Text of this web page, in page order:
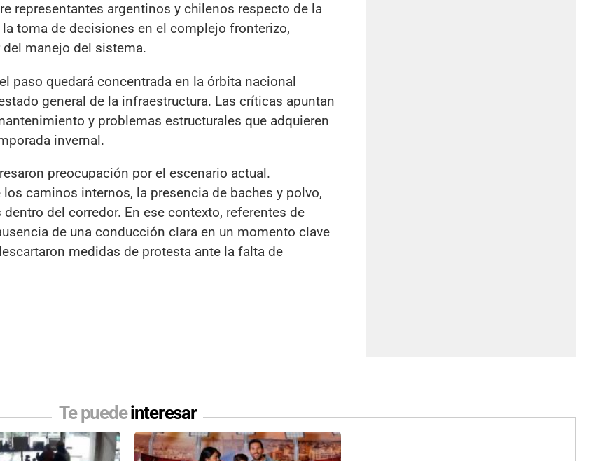
representantes argentinos y chilenos respecto de la
toma de decisiones en el complejo fronterizo,
manejo del sistema.
paso quedará concentrada en la órbita nacional
general de la infraestructura. Las críticas apuntan
y problemas estructurales que adquieren
invernal.
preocupación por el escenario actual.
caminos internos, la presencia de baches y polvo,
del corredor. En ese contexto, referentes de
de una conducción clara en un momento clave
medidas de protesta ante la falta de
Te puedeinteresar